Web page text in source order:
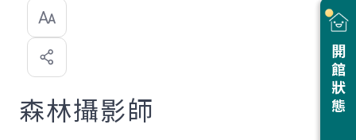
開館狀態
選
喜
歡
森林攝影師